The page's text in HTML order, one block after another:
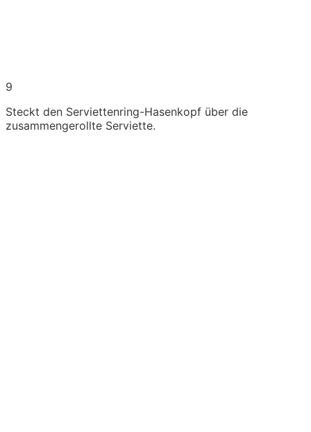
9
Steckt den Serviettenring-Hasenkopf über die
zusammengerollte Serviette.